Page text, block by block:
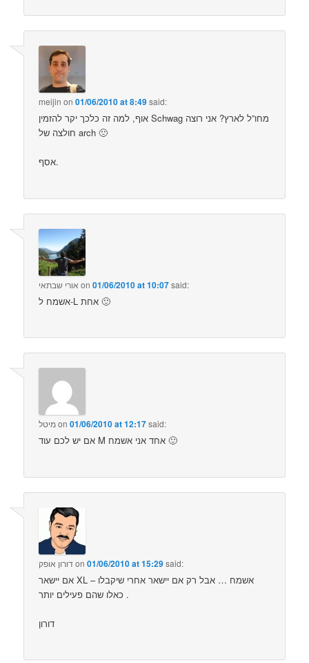
meijin on01/06/2010 at 8:49said:
אוף, למה זה כלכך יקר להזמין Schwag מחו”ל לארץ? אני רוצה
חולצה של arch 🙁
אסף.
אורי שבתאי on01/06/2010 at 10:07said:
אשמח ל-L אחת 🙂
מיטלon01/06/2010 at 12:17said:
אם יש לכם עוד M אחד אני אשמח 🙂
דורון אופקon01/06/2010 at 15:29said:
אם יישאר XL – אשמח … אבל רק אם יישאר אחרי שיקבלו
כאלו שהם פעילים יותר .
דורון